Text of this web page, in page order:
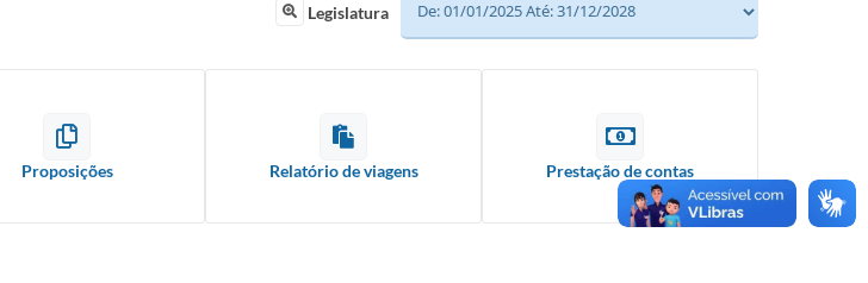
Legislatura
Proposições Relatório de viagens Prestação de contas